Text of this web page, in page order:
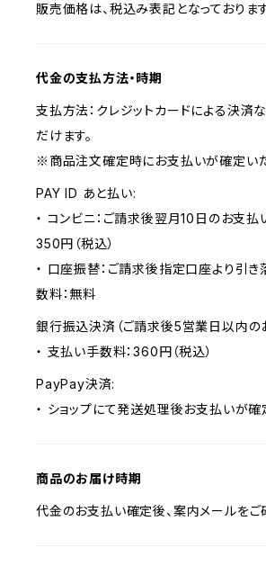
販売価格は、税込み表記となっております
代金の支払方法・時期
支払方法：クレジットカードによる決済
だけます。
※商品注文確定時にお支払いが確定いた
PAY ID あと払い:
・ コンビニ：ご請求後翌月10日のお支払
350円（税込）
・ 口座振替：ご請求後指定口座より引き
数料：無料
銀行振込決済（ご請求後5営業日以内のお
・ 支払い手数料：360円（税込）
PayPay決済:
・ ショップにて発送処理後お支払いが確
商品のお届け時期
代金のお支払い確定後、案内メールをご